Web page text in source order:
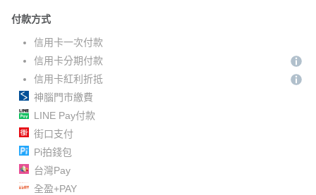
付款方式
信用卡一次付款
信用卡分期付款
信用卡紅利折抵
神腦門市繳費
LINE Pay付款
街口支付
Pi拍錢包
台灣Pay
全盈+PAY